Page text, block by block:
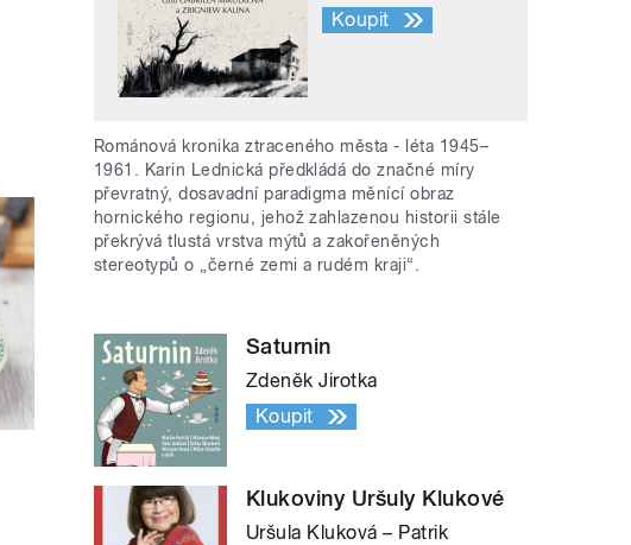
Koupit
Románová kronika ztraceného města - léta 1945–
1961. Karin Lednická předkládá do značné míry
převratný, dosavadní paradigma měnící obraz
hornického regionu, jehož zahlazenou historii stále
překrývá tlustá vrstva mýtů a zakořeněných
stereotypů o „černé zemi a rudém kraji“.
Saturnin
Zdeněk Jirotka
Koupit
Klukoviny Uršuly Klukové
Uršula Kluková – Patrik